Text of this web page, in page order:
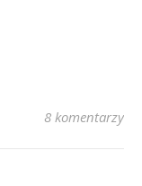
8 komentarzy